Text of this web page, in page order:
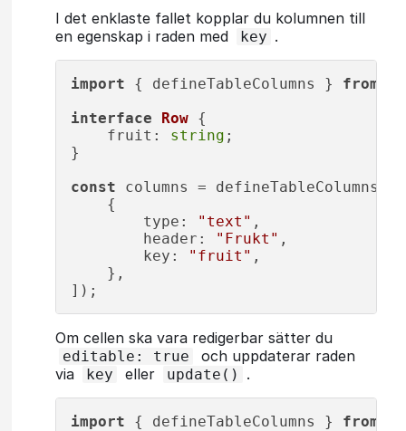
I det enklaste fallet kopplar du kolumnen till
en egenskap i raden med
key .
import { defineTableColumns } from
interface
Row {
fruit : string ;
}
const columns = defineTableColumns<
    {
type : "text" ,
header : "Frukt" ,
key : "fruit" ,
    },
Om cellen ska vara redigerbar sätter du
editable: true
och uppdaterar raden
via
key eller update() .
import { defineTableColumns } from